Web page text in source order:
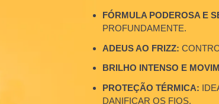
EFEITO LISO
FÓRMULA PODEROSA
BRILHO INTENSO E